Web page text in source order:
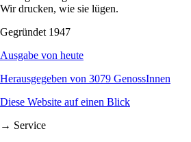
Wir drucken, wie sie lügen.
Gegründet 1947
Ausgabe von heute
Herausgegeben von 3079 GenossInnen
Diese Website auf einen Blick
→ Service